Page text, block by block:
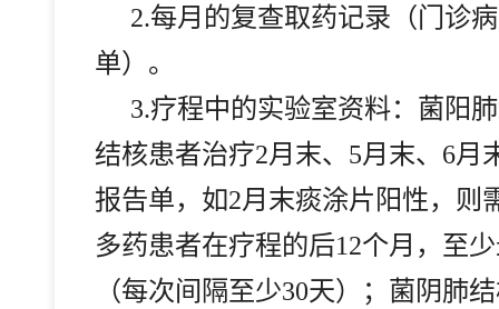
2.每月的复查取药记录（门诊
单）。
3.疗程中的实验室资料：菌阳
结核患者治疗2月末、5月末、6月
报告单，如2月末痰涂片阳性，则
多药患者在疗程的后12个月，至
（每次间隔至少30天）；菌阴肺